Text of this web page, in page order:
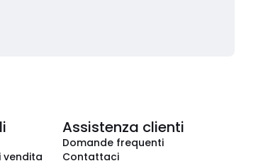
vendita
Assistenza clienti
Domande frequenti
Contattaci